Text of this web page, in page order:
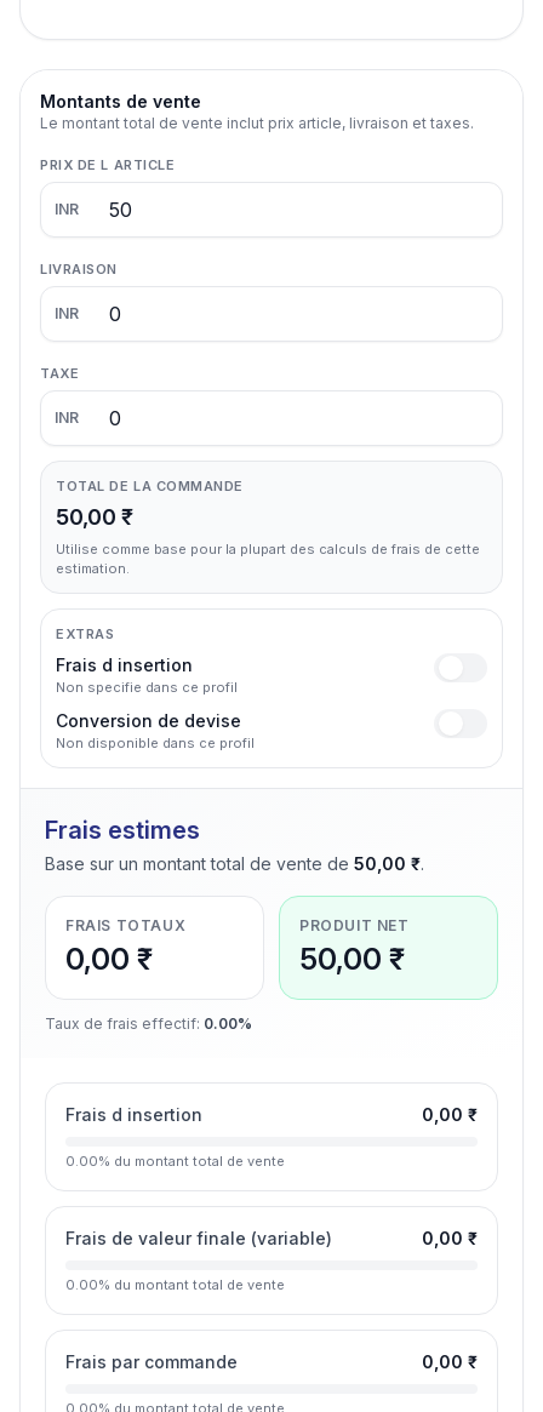
Montants de vente
Le montant total de vente inclut prix article, livraison et taxes.
PRIX DE L ARTICLE
INR
LIVRAISON
INR
TAXE
INR
TOTAL DE LA COMMANDE
50,00 ₹
Utilise comme base pour la plupart des calculs de frais de cette
estimation.
EXTRAS
Frais d insertion
Non specifie dans ce profil
Conversion de devise
Non disponible dans ce profil
Frais estimes
Base sur un montant total de vente de 50,00 ₹.
FRAIS TOTAUX
0,00 ₹
PRODUIT NET
50,00 ₹
Taux de frais effectif: 0.00%
Frais d insertion 0,00 ₹
0.00% du montant total de vente
Frais de valeur finale (variable) 0,00 ₹
0.00% du montant total de vente
Frais par commande 0,00 ₹
0.00% du montant total de vente